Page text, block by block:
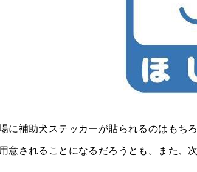
に補助犬ステッカーが貼られるのはもち
意されることになるだろうとも。また、